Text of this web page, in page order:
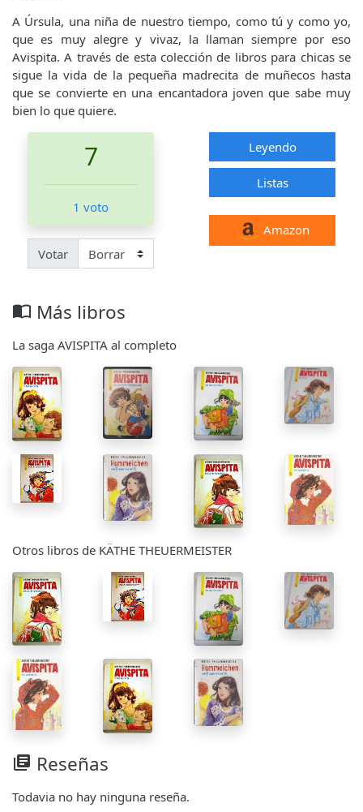
A Úrsula, una niña de nuestro tiempo, como tú y como yo,
que es muy alegre y vivaz, la llaman siempre por eso
Avispita. A través de esta colección de libros para chicas se
sigue la vida de la pequeña madrecita de muñecos hasta
que se convierte en una encantadora joven que sabe muy
bien lo que quiere.
7
1 voto
Votar
Leyendo
Listas
Amazon
import_contacts Más libros
La saga AVISPITA al completo
Otros libros de KÄTHE THEUERMEISTER
library_books Reseñas
Todavia no hay ninguna reseña.